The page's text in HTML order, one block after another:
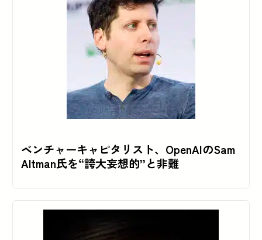
ベンチャーキャピタリスト、OpenAIのSam
Altman氏を“誇大妄想的”と非難